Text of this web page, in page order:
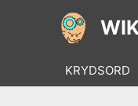
KRYDSORD